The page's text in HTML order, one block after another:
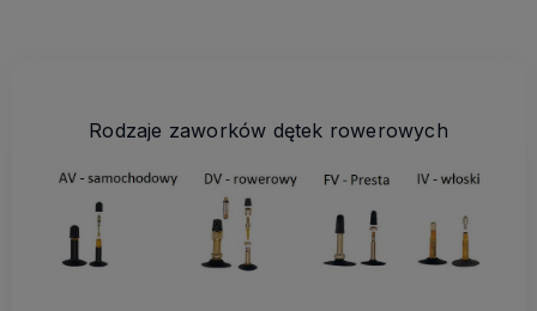
Rodzaje zaworków dętek rowerowych